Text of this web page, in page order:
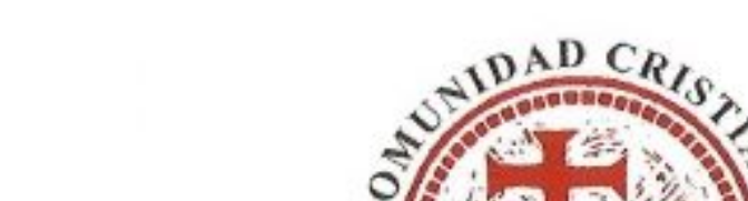
COMUNIDAD CRISTIANA NUESTRA SEÑORA DEL RECUERDO
Actualidad
Asociación Colegio Espiritualidad Formación